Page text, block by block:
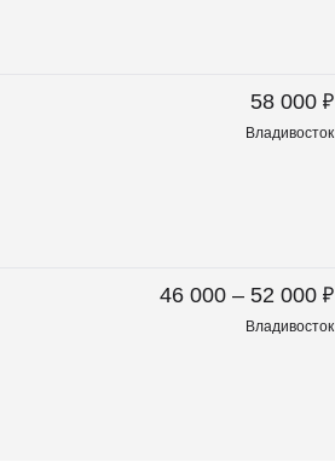
58 000 ₽
Владивосток
46 000 – 52 000 ₽
Владивосток